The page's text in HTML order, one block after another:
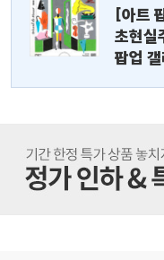
[아트
초현실
팝업